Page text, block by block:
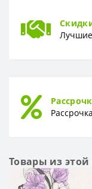
Товары из